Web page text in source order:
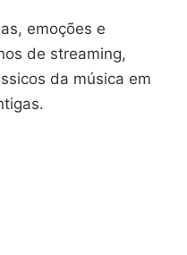
emoções e
de streaming,
da música em